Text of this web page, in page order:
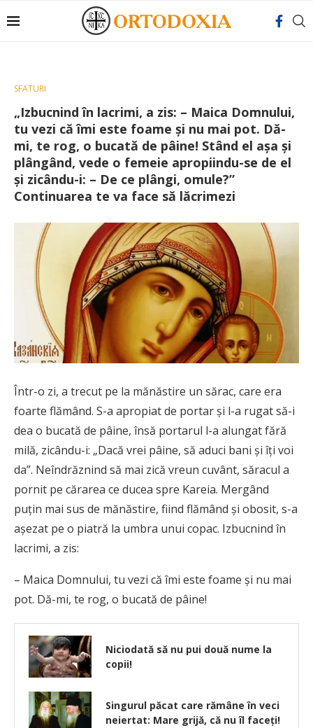
SFATURI
„Izbucnind în lacrimi, a zis: – Maica Domnului,
tu vezi că îmi este foame și nu mai pot. Dă-
mi, te rog, o bucată de pâine! Stând el așa și
plângând, vede o femeie apropiindu-se de el
și zicându-i: – De ce plângi, omule?”
Continuarea te va face să lăcrimezi
Într-o zi, a trecut pe la mănăstire un sărac, care era
foarte flămând. S-a apropiat de portar și l-a rugat să-i
dea o bucată de pâine, însă portarul l-a alungat fără
milă, zicându-i: „Dacă vrei pâine, să aduci bani și îți voi
da”. Neîndrăznind să mai zică vreun cuvânt, săracul a
pornit pe cărarea ce ducea spre Kareia. Mergând
puțin mai sus de mănăstire, fiind flămând și obosit, s-a
așezat pe o piatră la umbra unui copac. Izbucnind în
lacrimi, a zis:
– Maica Domnului, tu vezi că îmi este foame și nu mai
pot. Dă-mi, te rog, o bucată de pâine!
Niciodată să nu pui două nume la
copii!
Singurul păcat care rămâne în veci
neiertat: Mare grijă, că nu îl faceți!